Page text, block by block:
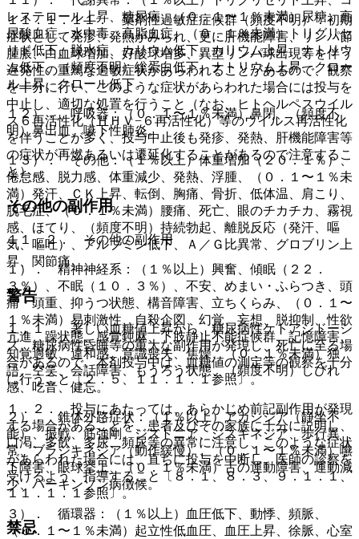
レステロール上昇、糖尿病、（０．１〜１％未満）尿糖、高
尿酸血症、水中毒、高脂血症、（０．１％未満）トリグリセ
リド低下、脱水症、カリウム低下、カリウム上昇、ナトリウ
ム低下、（頻度不明）総蛋白低下、ナトリウム上昇、クロー
ル上昇、クロール低下。
１２）． 呼吸器：（０．１〜１％未満）鼻閉、（頻度不
明）鼻出血、嚥下性肺炎。
１３）． その他：（１％以上）体重増加（２０．１％）、
倦怠感、脱力感、体重減少、発熱、浮腫、（０．１〜１％未
満）発汗、ＣＫ上昇、転倒、胸痛、骨折、低体温、肩こり、
脱毛症、（０．１％未満）腰痛、死亡、眼のチカチカ、霧視
感、ほてり、（頻度不明）持続勃起、離脱反応（発汗、嘔
気、嘔吐）、アルブミン低下、Ａ／Ｇ比異常、グロブリン上
昇、関節痛。
警告
１．１． 著しい血糖値上昇から、糖尿病性ケトアシドーシ
ス、糖尿病性昏睡等の重大な副作用が発現し、死亡に至る場
合があるので、本剤投与中は、血糖値の測定等の観察を十分
に行うこと〔２．５、１１．１．１参照〕。
１．２． 投与にあたっては、あらかじめ前記副作用が発現
する場合があることを、患者及びその家族に十分に説明し、
口渇、多飲、多尿、頻尿等の異常に注意し、このような症状
があらわれた場合には、直ちに投与を中断し、医師の診察を
受けるよう、指導すること〔８．１、８．３、９．１．１、
１１．１．１参照〕。
禁忌
１１．１．１１． 薬剤性過敏症症候群（頻度不明）：初期
症状として発疹、発熱がみられ、更に肝機能障害、リンパ節
腫脹、白血球増加、好酸球増多、異型リンパ球出現等を伴う
遅発性の重篤な過敏症状があらわれることがあるので、観察
を十分に行い、このような症状があらわれた場合には投与を
中止し、適切な処置を行うこと（なお、ヒトヘルペスウイル
ス６再活性化（ＨＨＶ−６再活性化）等のウイルス再活性化
を伴うことが多く、投与中止後も発疹、発熱、肝機能障害等
の症状が再燃あるいは遷延化することがあるので注意するこ
と）。
その他の副作用
１１．２． その他の副作用
１）． 精神神経系：（１％以上）興奮、傾眠（２２．
３％）、不眠（１０．３％）、不安、めまい・ふらつき、頭
痛・頭重、抑うつ状態、構音障害、立ちくらみ、（０．１〜
１％未満）易刺激性、自殺企図、幻覚、妄想、脱抑制、性欲
亢進、躁状態、感覚鈍麻、下肢静止不能症候群、記憶障害、
知覚過敏、違和感、意識喪失、焦燥、（０．１％未満）独
語、空笑、会話障害、もうろう状態、（頻度不明）しびれ
感、吃音、健忘。
２）． 錐体外路症状：（１％以上）アカシジア（静坐不
能）、振戦、筋強剛、ジストニア、ジスキネジア、歩行異
常、ブラジキネジア（動作緩慢）、（０．１〜１％未満）嚥
下障害、眼球挙上、（０．１％未満）舌の運動障害、運動減
少、パーキンソン病徴候。
３）． 循環器：（１％以上）血圧低下、動悸、頻脈、
（０．１〜１％未満）起立性低血圧、血圧上昇、徐脈、心室